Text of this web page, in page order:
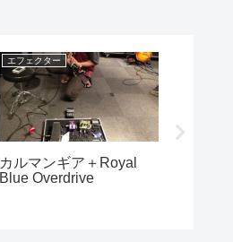
エフェクター
カルマンギア＋Royal
Blue Overdrive